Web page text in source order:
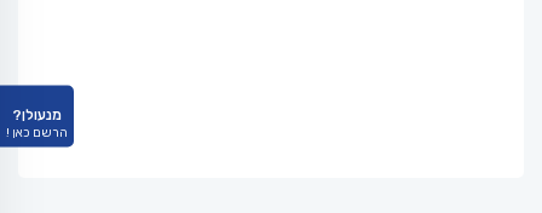
מנעולן?
הרשם כאן !